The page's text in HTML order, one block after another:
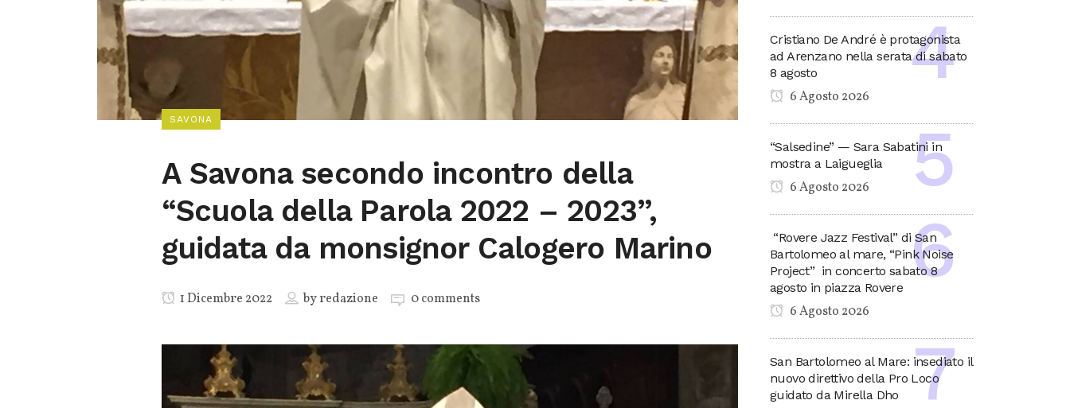
SAVONA
A Savona secondo incontro della
“Scuola della Parola 2022 – 2023”,
guidata da monsignor Calogero Marino
1 Dicembre 2022 byredazione 0 comments
Cristiano De André è protagonista
ad Arenzano nella serata di sabato
8 agosto
6 Agosto 2026
“Salsedine” — Sara Sabatini in
mostra a Laigueglia
6 Agosto 2026
“Rovere Jazz Festival” di San
Bartolomeo al mare, “Pink Noise
Project” in concerto sabato 8
agosto in piazza Rovere
6 Agosto 2026
San Bartolomeo al Mare: insediato il
nuovo direttivo della Pro Loco
guidato da Mirella Dho